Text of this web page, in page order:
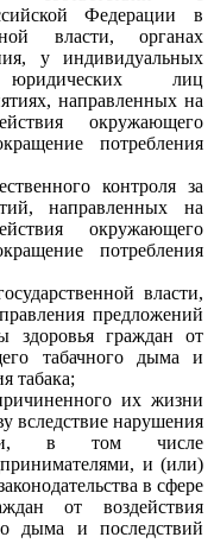
Федерации в
власти, органах
у индивидуальных
юридических лиц
направленных на
окружающего
потребления
контроля за
направленных на
окружающего
потребления
власти,
предложений
здоровья граждан от
табачного дыма и
табака;
их жизни
вследствие нарушения
в том числе
и (или)
в сфере
от воздействия
дыма и последствий